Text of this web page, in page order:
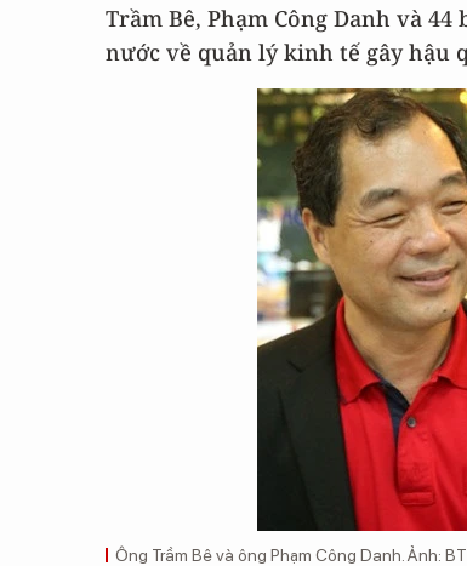
Trầm Bê, Phạm Công Danh và
nước về quản lý kinh tế gây hậu
Ông Trầm Bê và ông Phạm Công Danh. Ảnh: BT